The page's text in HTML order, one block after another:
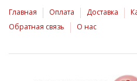
Главная Оплата Доставка
Обратная связь
О нас